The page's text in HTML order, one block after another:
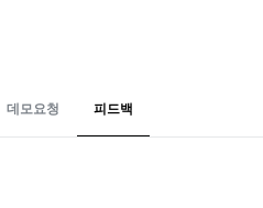
데모요청 피드백